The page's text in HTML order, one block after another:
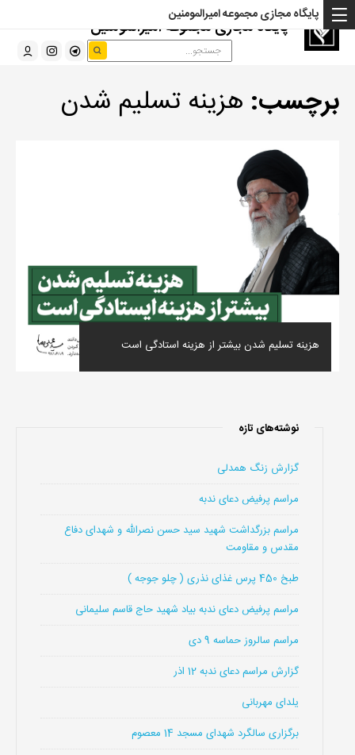
پایگاه مجازی مجموعه امیرالمومنین
پایگاه مجازی مجموعه امیرالمومنین
برچسب: هزینه تسلیم شدن
هزینه تسلیم شدن بیشتر از هزینه استادگی است
نوشته‌های تازه
گزارش زنگ همدلی
مراسم پرفیض دعای ندبه
مراسم بزرگداشت شهید سید حسن نصرالله و شهدای دفاع
مقدس و مقاومت
طبخ 450 پرس غذای نذری ( چلو جوجه )
مراسم پرفیض دعای ندبه بیاد شهید حاج قاسم سلیمانی
مراسم سالروز حماسه 9 دی
گزارش مراسم دعای ندبه 12 اذر
یلدای مهربانی
برگزاری سالگرد شهدای مسجد 14 معصوم